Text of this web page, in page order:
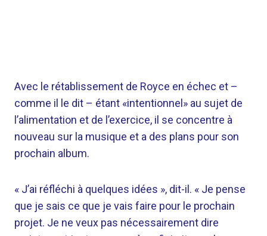
Avec le rétablissement de Royce en échec et –
comme il le dit – étant «intentionnel» au sujet de
l’alimentation et de l’exercice, il se concentre à
nouveau sur la musique et a des plans pour son
prochain album.
« J’ai réfléchi à quelques idées », dit-il. « Je pense
que je sais ce que je vais faire pour le prochain
projet. Je ne veux pas nécessairement dire